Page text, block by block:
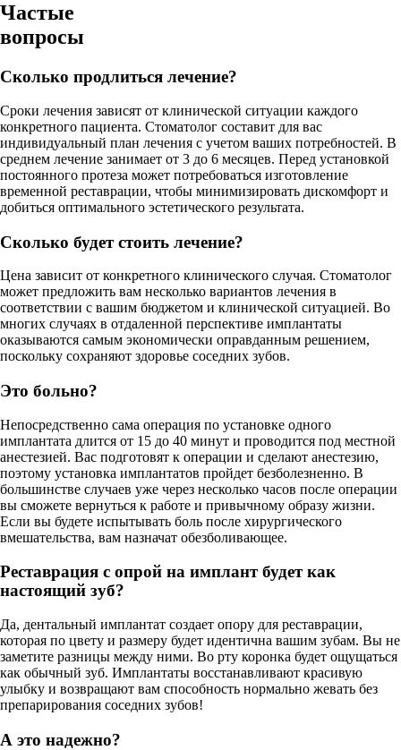
Частые
вопросы
Сколько продлиться лечение?
Сроки лечения зависят от клинической ситуации каждого
конкретного пациента. Стоматолог составит для вас
индивидуальный план лечения с учетом ваших потребностей. В
среднем лечение занимает от 3 до 6 месяцев. Перед установкой
постоянного протеза может потребоваться изготовление
временной реставрации, чтобы минимизировать дискомфорт и
добиться оптимального эстетического результата.
Сколько будет стоить лечение?
Цена зависит от конкретного клинического случая. Стоматолог
может предложить вам несколько вариантов лечения в
соответствии с вашим бюджетом и клинической ситуацией. Во
многих случаях в отдаленной перспективе имплантаты
оказываются самым экономически оправданным решением,
поскольку сохраняют здоровье соседних зубов.
Это больно?
Непосредственно сама операция по установке одного
имплантата длится от 15 до 40 минут и проводится под местной
анестезией. Вас подготовят к операции и сделают анестезию,
поэтому установка имплантатов пройдет безболезненно. В
большинстве случаев уже через несколько часов после операции
вы сможете вернуться к работе и привычному образу жизни.
Если вы будете испытывать боль после хирургического
вмешательства, вам назначат обезболивающее.
Реставрация с опрой на имплант будет как
настоящий зуб?
Да, дентальный имплантат создает опору для реставрации,
которая по цвету и размеру будет идентична вашим зубам. Вы не
заметите разницы между ними. Во рту коронка будет ощущаться
как обычный зуб. Имплантаты восстанавливают красивую
улыбку и возвращают вам способность нормально жевать без
препарирования соседних зубов!
А это надежно?